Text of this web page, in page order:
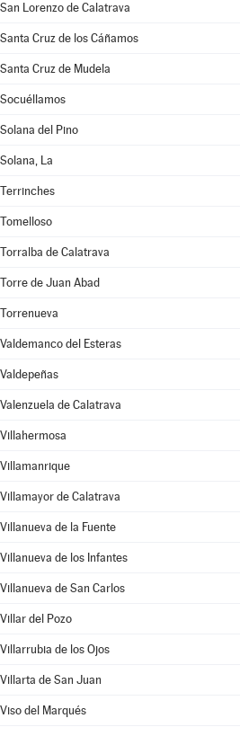
San Lorenzo de Calatrava
Santa Cruz de los Cáñamos
Santa Cruz de Mudela
Socuéllamos
Solana del Pino
Solana, La
Terrinches
Tomelloso
Torralba de Calatrava
Torre de Juan Abad
Torrenueva
Valdemanco del Esteras
Valdepeñas
Valenzuela de Calatrava
Villahermosa
Villamanrique
Villamayor de Calatrava
Villanueva de la Fuente
Villanueva de los Infantes
Villanueva de San Carlos
Villar del Pozo
Villarrubia de los Ojos
Villarta de San Juan
Viso del Marqués